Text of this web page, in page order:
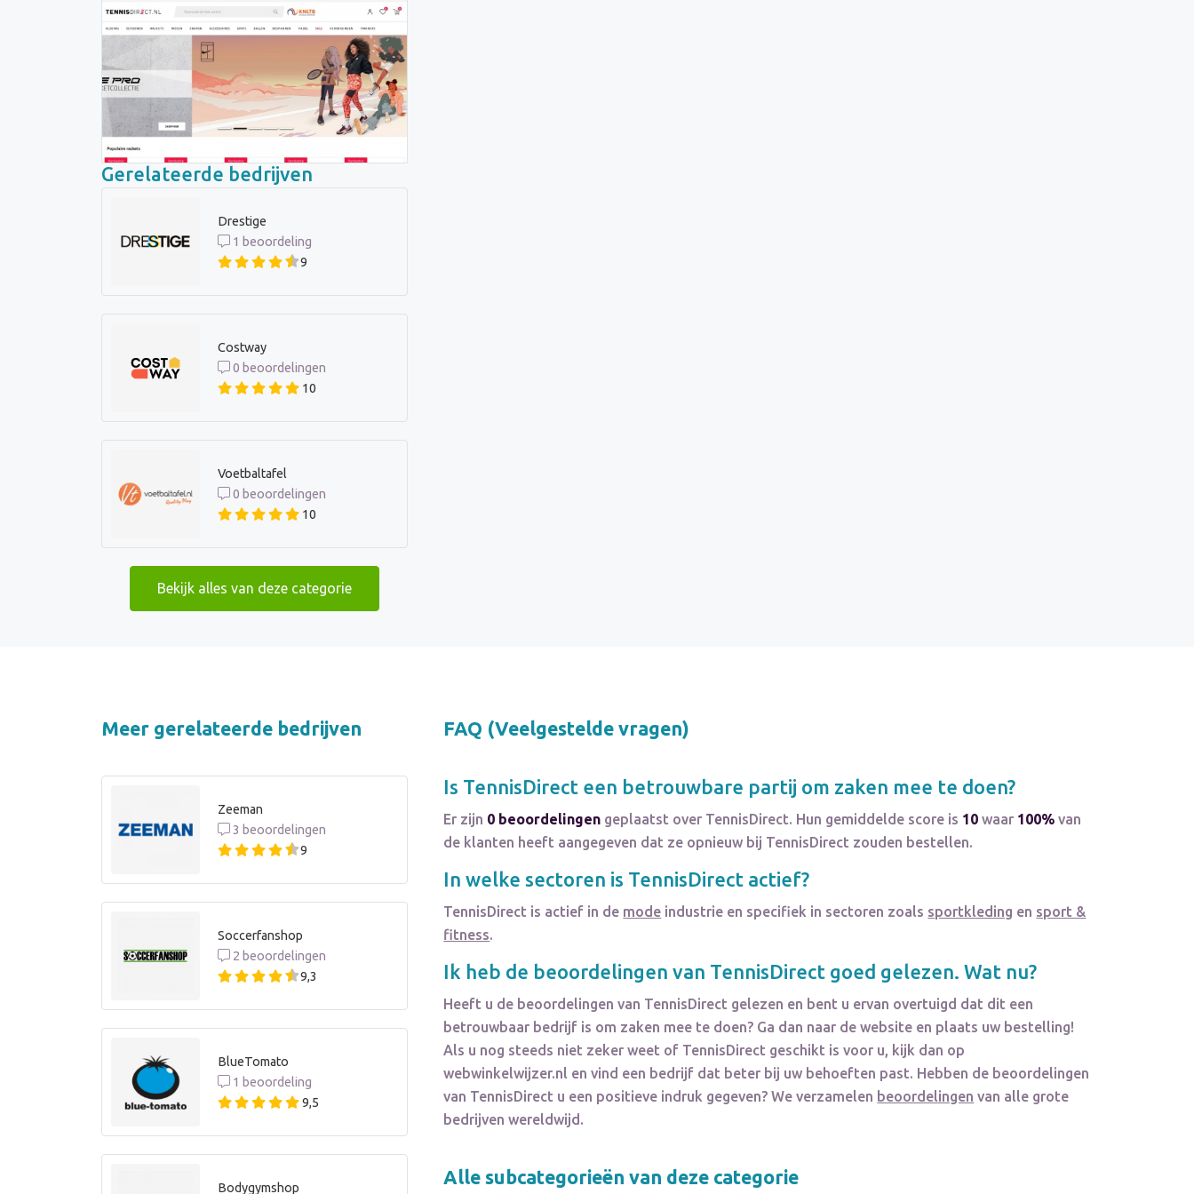
Gerelateerde bedrijven
Drestige
1 beoordeling
9
Costway
0 beoordelingen
10
Voetbaltafel
0 beoordelingen
10
Bekijk alles van deze categorie
Meer gerelateerde bedrijven
Zeeman
3 beoordelingen
9
Soccerfanshop
2 beoordelingen
9,3
BlueTomato
1 beoordeling
9,5
Bodygymshop
FAQ (Veelgestelde vragen)
Is TennisDirect een betrouwbare partij om zaken mee te doen?
Er zijn 0 beoordelingen geplaatst over TennisDirect. Hun gemiddelde score is 10 waar 100% van
de klanten heeft aangegeven dat ze opnieuw bij TennisDirect zouden bestellen.
In welke sectoren is TennisDirect actief?
TennisDirect is actief in de mode industrie en specifiek in sectoren zoals sportkleding en sport &
fitness.
Ik heb de beoordelingen van TennisDirect goed gelezen. Wat nu?
Heeft u de beoordelingen van TennisDirect gelezen en bent u ervan overtuigd dat dit een
betrouwbaar bedrijf is om zaken mee te doen? Ga dan naar de website en plaats uw bestelling!
Als u nog steeds niet zeker weet of TennisDirect geschikt is voor u, kijk dan op
webwinkelwijzer.nl en vind een bedrijf dat beter bij uw behoeften past. Hebben de beoordelingen
van TennisDirect u een positieve indruk gegeven? We verzamelen beoordelingen van alle grote
bedrijven wereldwijd.
Alle subcategorieën van deze categorie